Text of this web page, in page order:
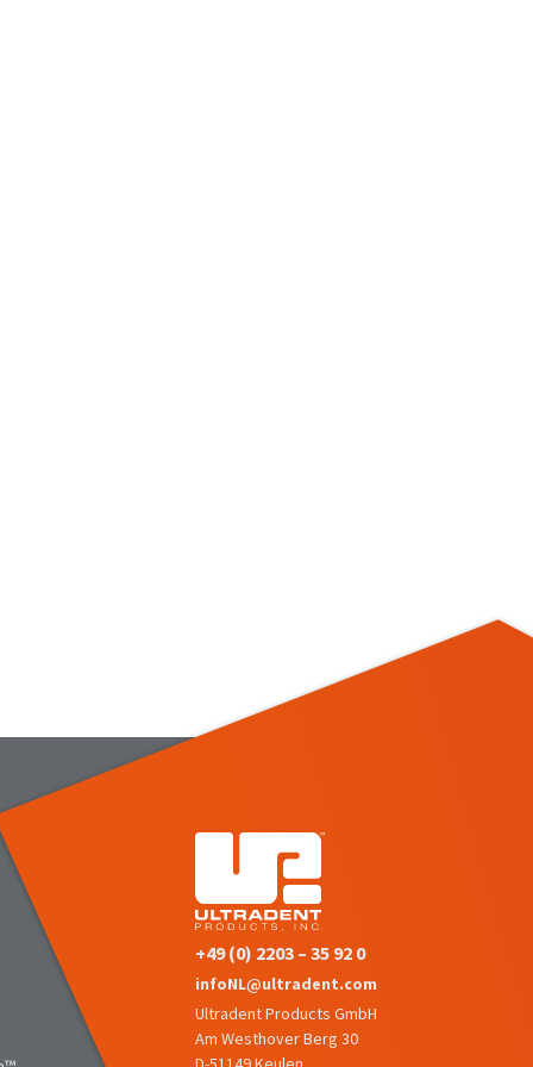
+49 (0) 2203 – 35 92 0
infoNL@ultradent.com
Ultradent Products GmbH
Am Westhover Berg 30